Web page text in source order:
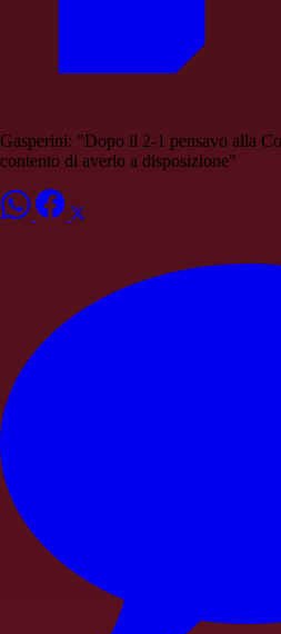
Gasperini: "Dopo il 2-1 pensavo alla
contento di averlo a disposizione"